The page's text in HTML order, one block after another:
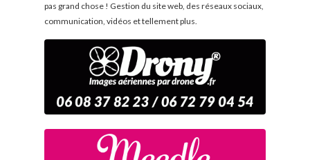
pas grand chose ! Gestion du site web, des réseaux sociaux,
communication, vidéos et tellement plus.